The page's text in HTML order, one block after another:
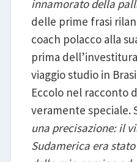
innamorato della
delle prime frasi
coach polacco alla
prima
viaggio studio in
Eccolo nel racconto
veramente speciale.
una precisazione: il
Sudamerica era